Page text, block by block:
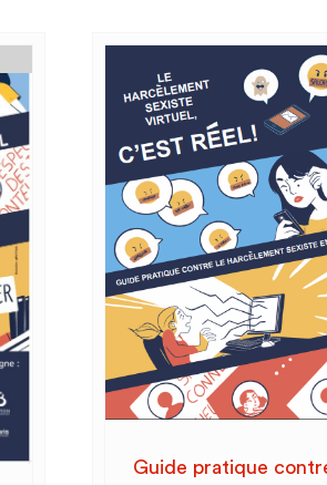
Guide pratique